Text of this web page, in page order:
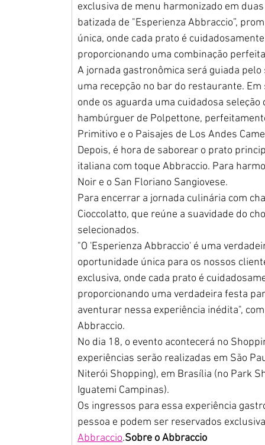
exclusiva de menu harmonizado em
batizada de "Esperienza Abbraccio”,
única, onde cada prato é
proporcionando uma combinação
A jornada gastronômica será guiada
uma recepção no bar do restaurante.
onde os aguarda uma cuidadosa
hambúrguer de Polpettone,
Primitivo e o Paisajes de Los Andes
Depois, é hora de saborear o prato
italiana com toque Abbraccio. Para
Noir e o San Floriano Sangiovese.
Para encerrar a jornada culinária com
Cioccolatto, que reúne a suavidade do
selecionados.
"O 'Esperienza Abbraccio' é uma
oportunidade única para os nossos
exclusiva, onde cada prato é
proporcionando uma verdadeira festa
aventurar nessa experiência inédita",
Abbraccio.
No dia 18, o evento acontecerá no
experiências serão realizadas em São
Niterói Shopping), em Brasília (no Park
Iguatemi Campinas).
Os ingressos para essa experiência
pessoa e podem ser reservados
Abbraccio.Sobre o Abbraccio